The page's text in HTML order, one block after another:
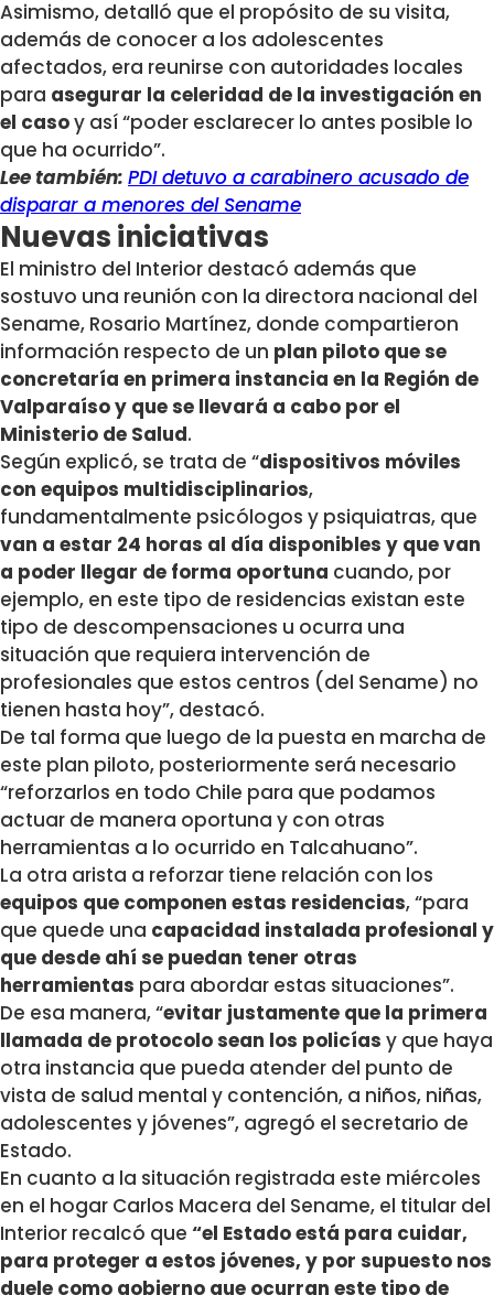
Asimismo, detalló que el propósito de su visita,
además de conocer a los adolescentes
afectados, era reunirse con autoridades locales
para asegurar la celeridad de la investigación en
el casoy así “poder esclarecer lo antes posible lo
que ha ocurrido”.
Lee también: PDI detuvo a carabinero acusado de
disparar a menores del Sename
Nuevas iniciativas
El ministro del Interior destacó además que
sostuvo una reunión con la directora nacional del
Sename, Rosario Martínez, donde compartieron
información respecto de un plan piloto que se
concretaría en primera instancia en la Región de
Valparaíso y que se llevará a cabo por el
Ministerio de Salud.
Según explicó, se trata de “dispositivos móviles
con equipos multidisciplinarios,
fundamentalmente psicólogos y psiquiatras, que
van a estar 24 horas al día disponibles y que van
a poder llegar de forma oportuna cuando, por
ejemplo, en este tipo de residencias existan este
tipo de descompensaciones u ocurra una
situación que requiera intervención de
profesionales que estos centros (del Sename) no
tienen hasta hoy”, destacó.
De tal forma que luego de la puesta en marcha de
este plan piloto, posteriormente será necesario
“reforzarlos en todo Chile para que podamos
actuar de manera oportuna y con otras
herramientas a lo ocurrido en Talcahuano”.
La otra arista a reforzar tiene relación con los
equipos que componen estas residencias, “para
que quede una capacidad instalada profesional y
que desde ahí se puedan tener otras
herramientas para abordar estas situaciones”.
De esa manera, “evitar justamente que la primera
llamada de protocolo sean los policías y que haya
otra instancia que pueda atender del punto de
vista de salud mental y contención, a niños, niñas,
adolescentes y jóvenes”, agregó el secretario de
Estado.
En cuanto a la situación registrada este miércoles
en el hogar Carlos Macera del Sename, el titular del
Interior recalcó que “el Estado está para cuidar,
para proteger a estos jóvenes, y por supuesto nos
duele como gobierno que ocurran este tipo de